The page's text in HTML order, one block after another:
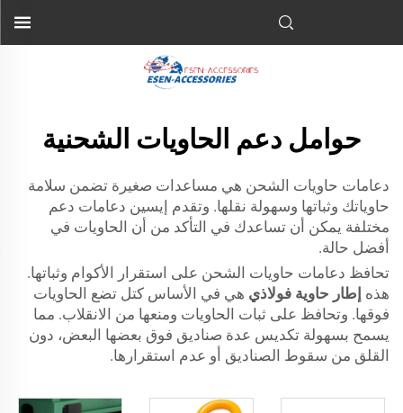
حوامل دعم الحاويات الشحنية
دعامات حاويات الشحن هي مساعدات صغيرة تضمن سلامة
حاوياتك وثباتها وسهولة نقلها. وتقدم إيسين دعامات دعم
مختلفة يمكن أن تساعدك في التأكد من أن الحاويات في
أفضل حالة.
تحافظ دعامات حاويات الشحن على استقرار الأكوام وثباتها.
هذه إطار حاوية فولاذي هي في الأساس كتل تضع الحاويات
فوقها. وتحافظ على ثبات الحاويات ومنعها من الانقلاب. مما
يسمح بسهولة تكديس عدة صناديق فوق بعضها البعض، دون
القلق من سقوط الصناديق أو عدم استقرارها.